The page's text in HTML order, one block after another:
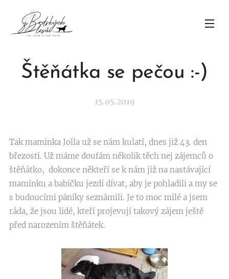
Štěňátka se pečou :-)
15.05.2019
Tak maminka Jolla už se nám kulatí, dnes již 43. den
březosti. Už máme doufám několik těch nej zájemců o
štěňátko, dokonce někteří se k nám již na nastávající
maminku a babičku jezdí dívat, aby je pohladili a my se
s budoucími páníky seznámili. Je to moc milé a jsem
ráda, že jsou lidé, kteří projevují takový zájem ještě
před narozením štěňátek.